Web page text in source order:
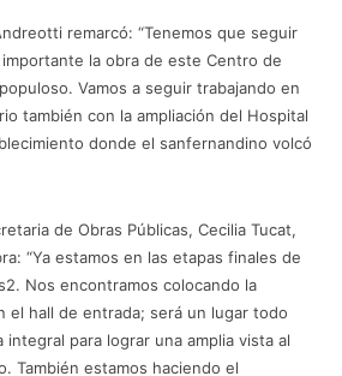
remarcó: “Tenemos que seguir
la obra de este Centro de
Vamos a seguir trabajando en
también con la ampliación del Hospital
donde el sanfernandino volcó
de Obras Públicas, Cecilia Tucat,
“Ya estamos en las etapas finales de
Nos encontramos colocando la
el hall de entrada; será un lugar todo
para lograr una amplia vista al
También estamos haciendo el